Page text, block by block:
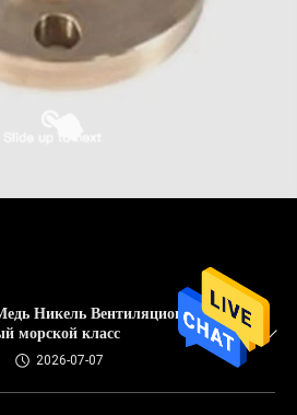
Никель Вентиляционный
морской класс
2026-07-07